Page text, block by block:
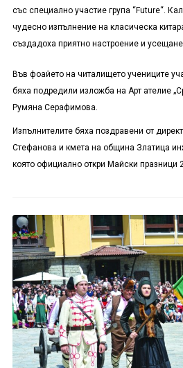
със специално участие група “Future“.
чудесно изпълнение на класическа
създадоха приятно настроение и усещане
Във фоайето на читалището учениците
бяха подредили изложба на Арт ателие
Румяна Серафимова.
Изпълнителите бяха поздравени от
Стефанова и кмета на община Златица
която официално откри Майски празници